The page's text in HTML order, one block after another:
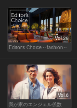
Vol.29
Editor's Choice～fashion～
Vol.6
我が家のエンジェル係数